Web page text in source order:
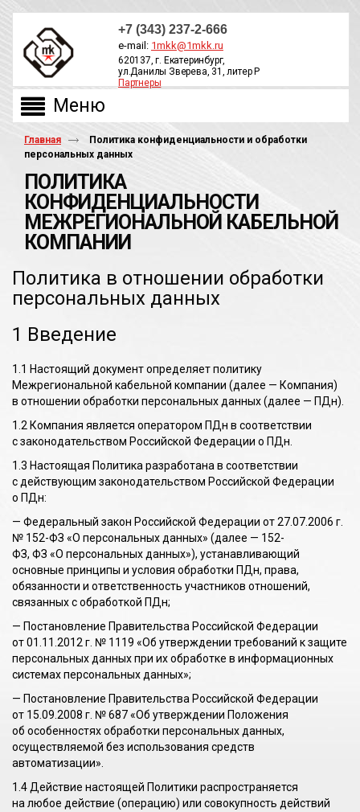
+7 (343) 237-2-666
e-mail: 1mkk@1mkk.ru
620137, г. Екатеринбург,
ул.Данилы Зверева, 31, литер Р
Партнеры
Главная
Политика конфиденциальности и обработки
персональных данных
ПОЛИТИКА
КОНФИДЕНЦИАЛЬНОСТИ
МЕЖРЕГИОНАЛЬНОЙ КАБЕЛЬНОЙ
КОМПАНИИ
Политика в отношении обработки
персональных данных
1 Введение
1.1 Настоящий документ определяет политику
Межрегиональной кабельной компании (далее — Компания)
в отношении обработки персональных данных (далее — ПДн).
1.2 Компания является оператором ПДн в соответствии
с законодательством Российской Федерации о ПДн.
1.3 Настоящая Политика разработана в соответствии
с действующим законодательством Российской Федерации
о ПДн:
— Федеральный закон Российской Федерации от 27.07.2006 г.
№ 152-ФЗ «О персональных данных» (далее — 152-
ФЗ, ФЗ «О персональных данных»), устанавливающий
основные принципы и условия обработки ПДн, права,
обязанности и ответственность участников отношений,
связанных с обработкой ПДн;
— Постановление Правительства Российской Федерации
от 01.11.2012 г. № 1119 «Об утверждении требований к защите
персональных данных при их обработке в информационных
системах персональных данных»;
— Постановление Правительства Российской Федерации
от 15.09.2008 г. № 687 «Об утверждении Положения
об особенностях обработки персональных данных,
осуществляемой без использования средств
автоматизации».
1.4 Действие настоящей Политики распространяется
на любое действие (операцию) или совокупность действий